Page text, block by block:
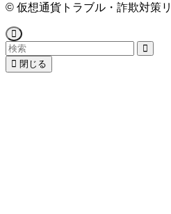
© 仮想通貨トラブル・詐欺対策
閉じる